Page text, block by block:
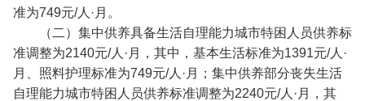
准为749元/人·月。
（二）集中供养具备生活自理能力城市特困人员供养标
准调整为2140元/人·月，其中，基本生活标准为1391元/人·
月、照料护理标准为749元/人·月；集中供养部分丧失生活
自理能力城市特困人员供养标准调整为2240元/人·月，其